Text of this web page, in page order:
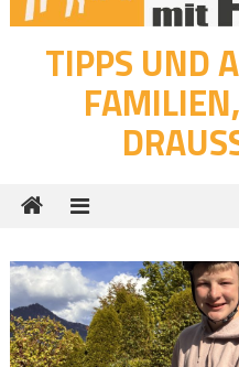
TIPPS UND